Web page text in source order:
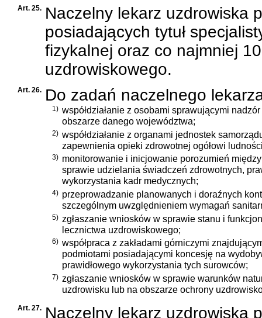
Art. 25. Naczelny lekarz uzdrowiska
posiadających tytuł
fizykalnej oraz co najmniej
uzdrowiskowego.
Art. 26. Do zadań naczelnego
1) współdziałanie z osobami sprawującymi
obszarze danego województwa;
2) współdziałanie z organami jednostek
zapewnienia opieki zdrowotnej ogółowi
3) monitorowanie i inicjowanie porozumień
sprawie udzielania świadczeń zdrowotnych,
wykorzystania kadr medycznych;
4) przeprowadzanie planowanych i doraźnych
szczególnym uwzględnieniem wymagań
5) zgłaszanie wniosków w sprawie stanu i
lecznictwa uzdrowiskowego;
6) współpraca z zakładami górniczymi
podmiotami posiadającymi koncesję na
prawidłowego wykorzystania tych surowców;
7) zgłaszanie wniosków w sprawie warunków
uzdrowisku lub na obszarze ochrony
Art. 27. Naczelny lekarz uzdrowiska